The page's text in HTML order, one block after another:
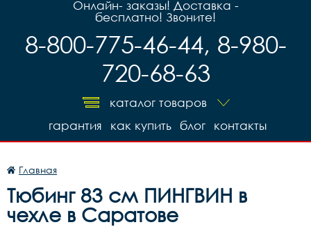
Онлайн- заказы! Доставка -
бесплатно! Звоните!
8-800-775-46-44, 8-980-
720-68-63
каталог товаров
контакты
блог
как купить
гарантия
Главная
Тюбинг 83 см ПИНГВИН в
чехле в Саратове